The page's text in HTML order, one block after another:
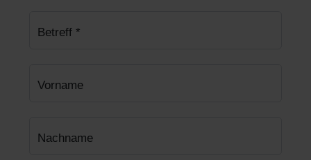
Betreff *
Vorname
Nachname